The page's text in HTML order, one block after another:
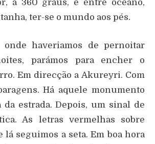
a 360 graus, e entre oceano,
ter-se o mundo aos pés.
onde haveriamos de pernoitar
parámos para encher o
Em direcção a Akureyri. Com
Há aquele monumento
da estrada. Depois, um sinal de
As letras vermelhas sobre
lá seguimos a seta. Em boa hora